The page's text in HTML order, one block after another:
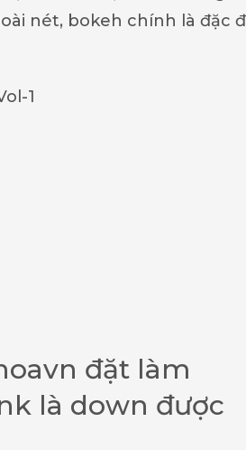
nét, bokeh chính là đặc
đặt làm
là down được